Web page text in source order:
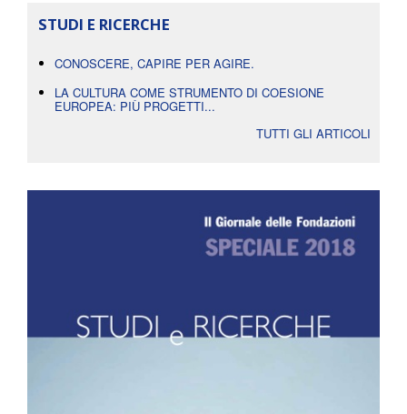
STUDI E RICERCHE
CONOSCERE, CAPIRE PER AGIRE.
LA CULTURA COME STRUMENTO DI COESIONE
EUROPEA: PIÙ PROGETTI...
TUTTI GLI ARTICOLI